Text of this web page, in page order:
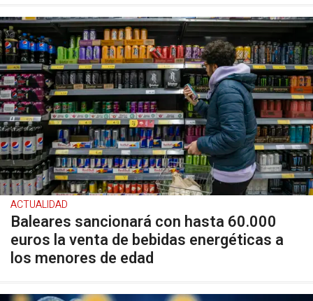
ACTUALIDAD
Baleares sancionará con hasta 60.000
euros la venta de bebidas energéticas a
los menores de edad